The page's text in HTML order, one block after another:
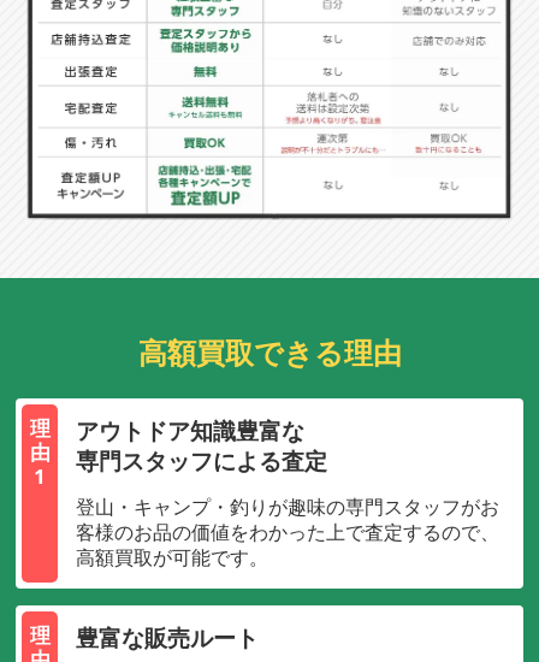
高額買取できる理由
理
由
1
アウトドア知識豊富な
専門スタッフによる査定
登山・キャンプ・釣りが趣味の専門スタッフがお
客様のお品の価値をわかった上で査定するので、
高額買取が可能です。
理
豊富な販売ルート